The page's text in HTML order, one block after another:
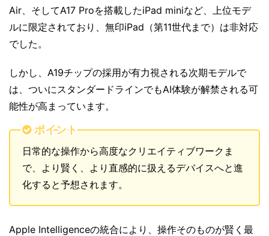
Air、そしてA17 Proを搭載したiPad miniなど、上位モデ
ルに限定されており、無印iPad（第11世代まで）は非対応
でした。
しかし、A19チップの採用が有力視される次期モデルで
は、ついにスタンダードラインでもAI体験が解禁される可
能性が高まっています。
ポイント
日常的な操作から高度なクリエイティブワークま
で、より賢く、より直感的に扱えるデバイスへと進
化すると予想されます。
Apple Intelligenceの統合により、操作そのものが賢く最